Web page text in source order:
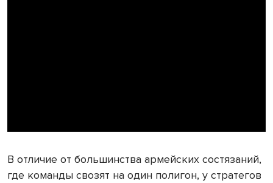
В отличие от большинства армейских состязаний,
где команды свозят на один полигон, у стратегов